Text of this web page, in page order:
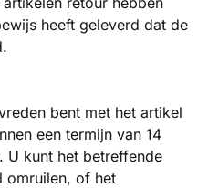
heeft geleverd dat de
bent met het artikel
een termijn van 14
U kunt het betreffende
omruilen, of het